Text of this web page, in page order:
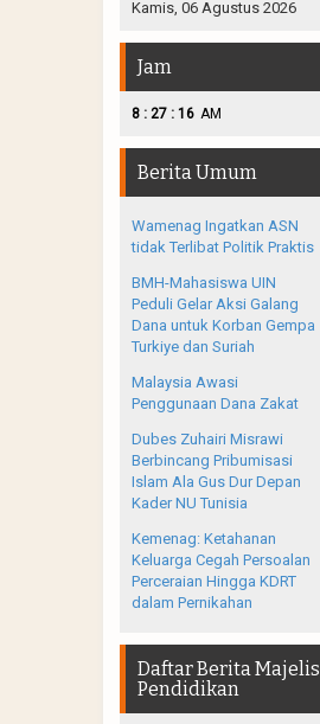
Kamis, 06 Agustus 2026
Jam
8 : 27 : 18 AM
Berita Umum
Wamenag Ingatkan ASN
tidak Terlibat Politik Praktis
BMH-Mahasiswa UIN
Peduli Gelar Aksi Galang
Dana untuk Korban Gempa
Turkiye dan Suriah
Malaysia Awasi
Penggunaan Dana Zakat
Dubes Zuhairi Misrawi
Berbincang Pribumisasi
Islam Ala Gus Dur Depan
Kader NU Tunisia
Kemenag: Ketahanan
Keluarga Cegah Persoalan
Perceraian Hingga KDRT
dalam Pernikahan
Daftar Berita Majelis
Pendidikan